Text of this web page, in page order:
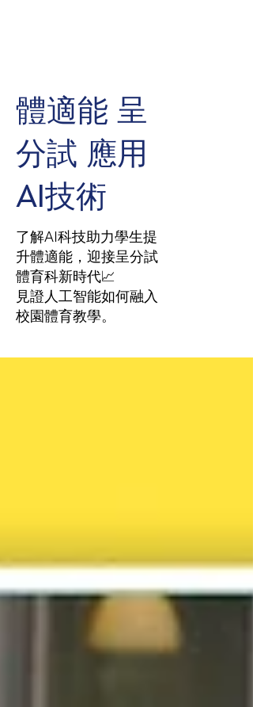
體適能 呈
分試 應用
AI技術
了解AI科技助力學生提
升體適能，迎接呈分試
體育科新時代📈
見證人工智能如何融入
校園體育教學。